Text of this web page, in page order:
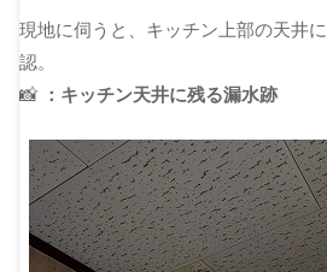
現地に伺うと、キッチン上部の天井に
認。
📸 ：キッチン天井に残る漏水跡